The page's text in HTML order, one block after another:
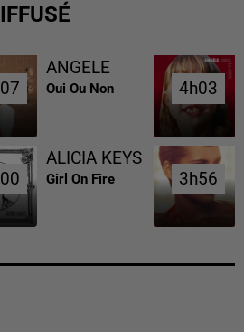
ANGELE
Oui Ou Non 4h03
4h03
ALICIA KEYS
Girl On Fire 3h56
3h56